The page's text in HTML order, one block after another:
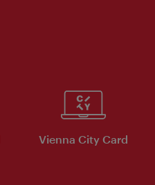
Vienna City Card